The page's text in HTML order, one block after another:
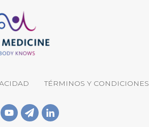
TÉRMINOS Y CONDICIONES